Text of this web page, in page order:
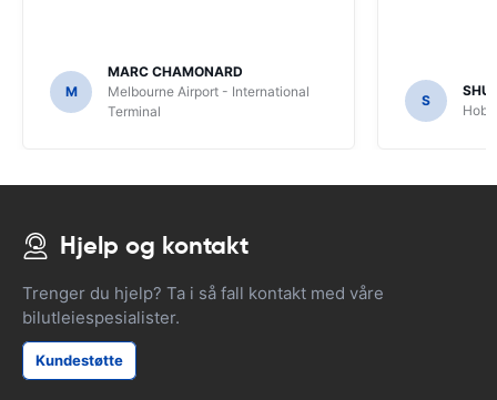
M
MARC CHAMONARD
Melbourne Airport - International
Terminal
S
Hjelp og kontakt
Trenger du hjelp? Ta i så fall kontakt med våre
bilutleiespesialister.
Kundestøtte